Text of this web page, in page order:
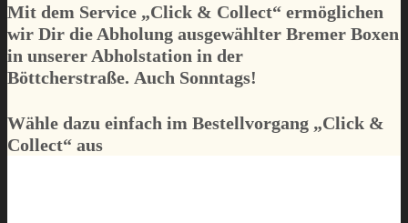
Mit dem Service „Click & Collect“ ermöglichen
wir Dir die Abholung ausgewählter Bremer Boxen
in unserer Abholstation in der
Böttcherstraße. Auch Sonntags!
Wähle dazu einfach im Bestellvorgang „Click &
Collect“ aus